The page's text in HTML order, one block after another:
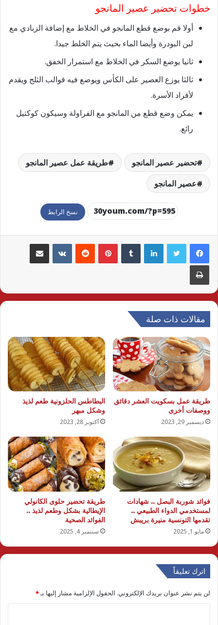
خطوات تحضير عصير المانجو
أولا قم بوضع قطع المانجو في الخلاط مع إضافة الزبادي مع
لبن البودرة وأيضا الماء بحيث يتم الخلط جيدا.
ثانيا يوضع السكر في الخلاط مع استمرار الخفق.
ثالثا يوزع العصير على الكأس ويوضع فيه قوالب الثلج ويقدم
لأفراد الأسرة.
يمكن وضع قطع من المانجو مع الفراولة وسيكون كوكتيل
رائع.
تحضير عصير المانجو
طريقة عمل عصير المانجو
عصير المانجو
نسخ الرابط
لينكدإن بينتيريست مشاركة عبر البريد
طباعة
مقالات ذات صلة
طريقة عمل بسكويت العشر دقائق
ووصفات أخرى
ديسمبر 29, 2023
البطاطس الحلزونية طعم لذيذ
وشكل مبهر
أكتوبر 28, 2023
فوائد شوربة البصل .. شهادات
لمستخدمي الدواء الطبيعي ..
تقدمها التونسية منيرة بريبش
مايو 1, 2025
طريقة تحضير حلوى الكانولي
الإيطالية بشكل وطعم لذيذ ..
الفوائد الصحية
سبتمبر 4, 2025
اترك تعليقاً
لن يتم نشر عنوان بريدك الإلكتروني. الحقول الإلزامية مشار إليها بـ*